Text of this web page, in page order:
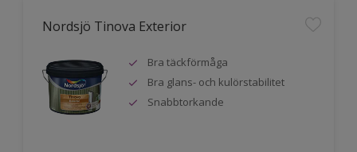
Nordsjö Tinova Exterior
Bra täckförmåga
Bra glans- och kulörstabilitet
Snabbtorkande